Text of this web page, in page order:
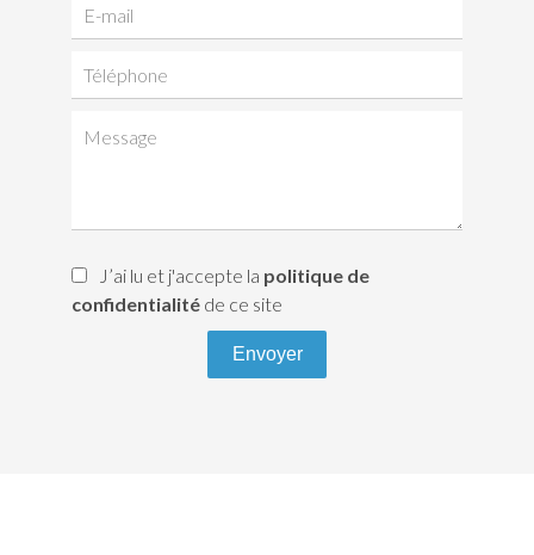
J’ai lu et j'accepte la politique de
confidentialité de ce site
Envoyer